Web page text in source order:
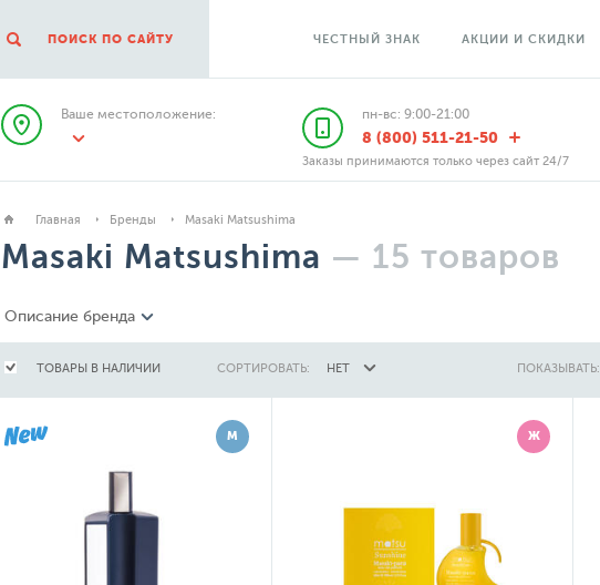
ПОИСК ПО САЙТУ ЧЕСТНЫЙ ЗНАК АКЦИИ И СКИДКИ
Ваше местоположение: пн-вс: 9:00-21:00
8 (800) 511-21-50
Заказы принимаются только через сайт 24/7
Главная Бренды Masaki Matsushima
Masaki Matsushima — 15 товаров
Описание бренда
ТОВАРЫ В НАЛИЧИИ СОРТИРОВАТЬ: НЕТ ПОКАЗЫВАТЬ:
М Ж